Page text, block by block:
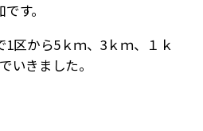
す。
区から5ｋｍ、3ｋｍ、１ｋ
いきました。